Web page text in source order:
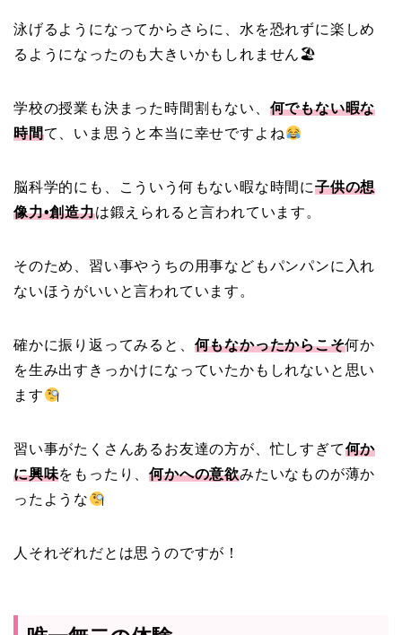
泳げるようになってからさらに、水を恐れずに楽しめ
るようになったのも大きいかもしれません🏖
学校の授業も決まった時間割もない、 何でもない暇な
時間て、いま思うと本当に幸せですよね
脳科学的にも、こういう何もない暇な時間に子供の想
像力•創造力は鍛えられると言われています。
そのため、習い事やうちの用事などもパンパンに入れ
ないほうがいいと言われています。
確かに振り返ってみると、 何もなかったからこそ何か
を生み出すきっかけになっていたかもしれないと思い
ます
習い事がたくさんあるお友達の方が、忙しすぎて何か
に興味をもったり、何かへの意欲みたいなものが薄か
ったような
人それぞれだとは思うのですが！